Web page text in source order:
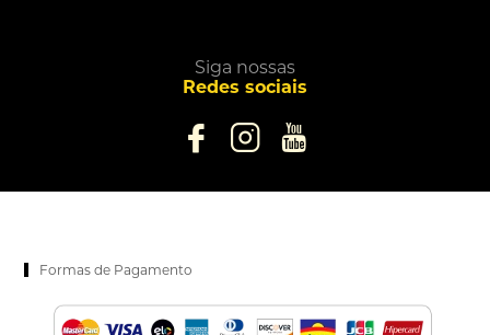
Siga nossas
Redes sociais
Formas de Pagamento